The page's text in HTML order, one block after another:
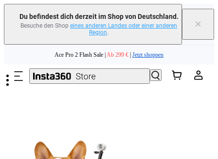
Du befindest dich derzeit im Shop von Deutschland.
Besuche den Shop eines anderen Landes oder einer anderen
Region.
×
Ace Pro 2 Flash Sale | Ab 299 € Jetzt shoppen
Tausche dein altes Gerät ein und erhalte Geld für deinen Neukauf.｜Mehr